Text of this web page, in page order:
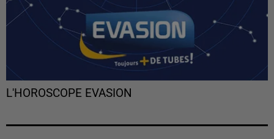
L'HOROSCOPE EVASION